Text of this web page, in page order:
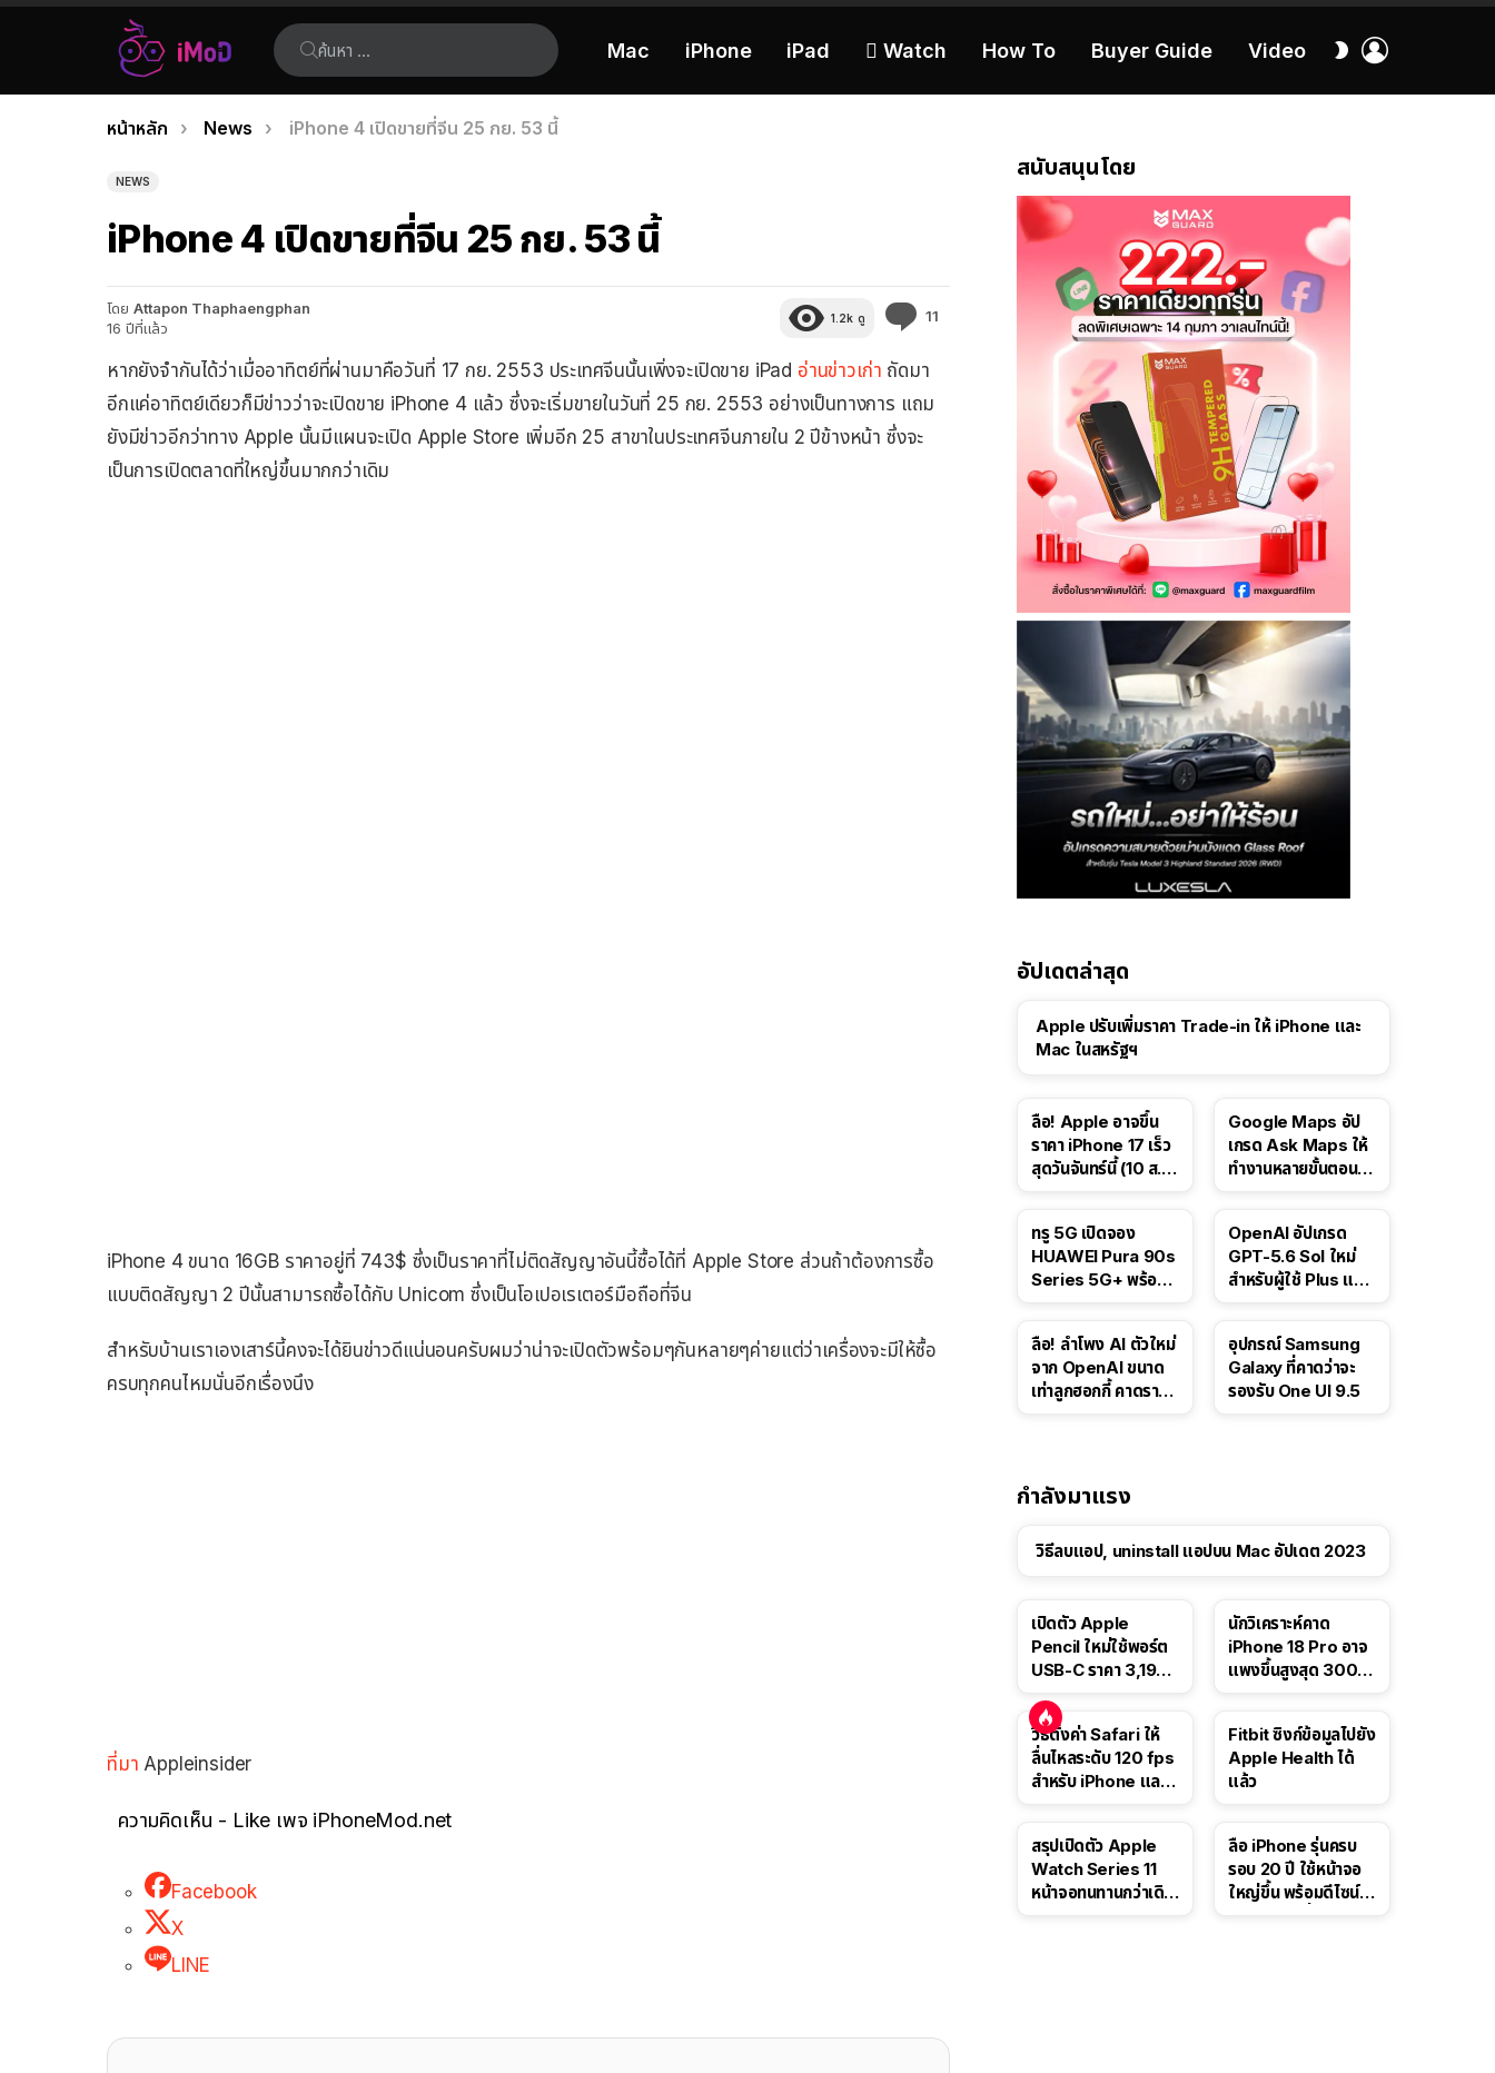
ค้นหา:
Mac iPhone iPad  Watch How To Buyer Guide Video
สลับ
เรื่อง
ล่าสุด
คุณอยู่ที่นี่:
หน้าหลัก News iPhone 4 เปิดขายที่จีน 25 กย. 53 นี้
NEWS
iPhone 4 เปิดขายที่จีน 25 กย. 53 นี้
โดย Attapon Thaphaengphan
16 ปีที่แล้ว
1.2k ดู 11
หากยังจำกันได้ว่าเมื่ออาทิตย์ที่ผ่านมาคือวันที่ 17 กย. 2553 ประเทศจีนนั้นเพิ่งจะเปิดขาย iPad อ่านข่าวเก่า ถัดมา
อีกแค่อาทิตย์เดียวก็มีข่าวว่าจะเปิดขาย iPhone 4 แล้ว ซึ่งจะเริ่มขายในวันที่ 25 กย. 2553 อย่างเป็นทางการ แถม
ยังมีข่าวอีกว่าทาง Apple นั้นมีแผนจะเปิด Apple Store เพิ่มอีก 25 สาขาในประเทศจีนภายใน 2 ปีข้างหน้า ซึ่งจะ
เป็นการเปิดตลาดที่ใหญ่ขึ้นมากกว่าเดิม
iPhone 4 ขนาด 16GB ราคาอยู่ที่ 743$ ซึ่งเป็นราคาที่ไม่ติดสัญญาอันนี้ซื้อได้ที่ Apple Store ส่วนถ้าต้องการซื้อ
แบบติดสัญญา 2 ปีนั้นสามารถซื้อได้กับ Unicom ซึ่งเป็นโอเปอเรเตอร์มือถือที่จีน
สำหรับบ้านเราเองเสาร์นี้คงจะได้ยินข่าวดีแน่นอนครับผมว่าน่าจะเปิดตัวพร้อมๆกันหลายๆค่ายแต่ว่าเครื่องจะมีให้ซื้อ
ครบทุกคนไหมนั่นอีกเรื่องนึง
ที่มา Appleinsider
ความคิดเห็น - Like เพจ iPhoneMod.net
Facebook
X
LINE
สนับสนุนโดย
อัปเดตล่าสุด
Apple ปรับเพิ่มราคา Trade-in ให้ iPhone และ
Mac ในสหรัฐฯ
ลือ! Apple อาจขึ้น
ราคา iPhone 17 เร็ว
สุดวันจันทร์นี้ (10 ส.ค.
Google Maps อัป
เกรด Ask Maps ให้
ทำงานหลายขั้นตอนได้
สาธารณะ
ทรู 5G เปิดจอง
HUAWEI Pura 90s
Series 5G+ พร้อม
OpenAI อัปเกรด
GPT-5.6 Sol ใหม่
สำหรับผู้ใช้ Plus และ
ลือ! ลำโพง AI ตัวใหม่
จาก OpenAI ขนาด
เท่าลูกฮอกกี้ คาดราคา
อุปกรณ์ Samsung
Galaxy ที่คาดว่าจะ
รองรับ One UI 9.5
กำลังมาแรง
วิธีลบแอป, uninstall แอปบน Mac อัปเดต 2023
เปิดตัว Apple
Pencil ใหม่ใช้พอร์ต
USB-C ราคา 3,190
นี้
นักวิเคราะห์คาด
iPhone 18 Pro อาจ
แพงขึ้นสูงสุด 300
วิธีตั้งค่า Safari ให้
ลื่นไหลระดับ 120 fps
สำหรับ iPhone และ
Fitbit ซิงก์ข้อมูลไปยัง
Apple Health ได้
แล้ว
สรุปเปิดตัว Apple
Watch Series 11
หน้าจอทนทานกว่าเดิม
ลือ iPhone รุ่นครบ
รอบ 20 ปี ใช้หน้าจอ
ใหญ่ขึ้น พร้อมดีไซน์ไร้